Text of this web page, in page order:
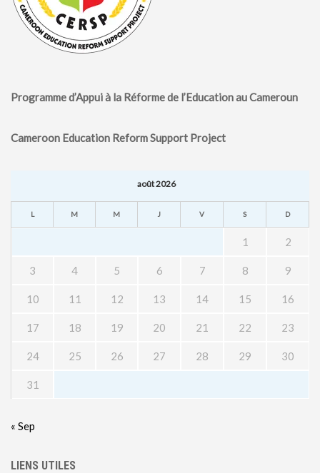
Programme d’Appui à la Réforme de l’Education au Cameroun
Cameroon Education Reform Support Project
août 2026
L M M J V S D
1 2
3 4 5 6 7 8 9
10 11 12 13 14 15 16
17 18 19 20 21 22 23
24 25 26 27 28 29 30
31
« Sep
LIENS UTILES